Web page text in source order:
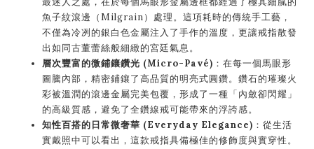
魚子紋滾邊（Milgrain）處理。這項耗時的傳統手工藝，
不僅為冷冽的銀白色金屬注入了手作的溫度，更讓戒指散發
出如同古董蕾絲般細緻的宮廷氣息。
層次豐富的微鋪鑲鑽光 (Micro-Pavé) ：在每一個馬眼形
圖騰內部，精密鋪鑲了高品質的明亮式圓鑽。鑽石的璀璨火
彩被溫潤的滾邊金屬完美包覆，形成了一種「內斂卻閃耀」
的高級質感，避免了全鑽線戒可能帶來的浮誇感。
知性百搭的日常微奢華 (Everyday Elegance) ：從生活
實戴照中可以看出，這款戒指具備極佳的修飾度與實穿性。